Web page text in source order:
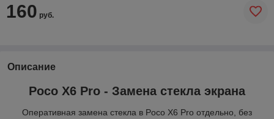
160 руб.
Описание
Poco X6 Pro - Замена стекла экрана
Оперативная замена стекла в Poco X6 Pro отдельно, без